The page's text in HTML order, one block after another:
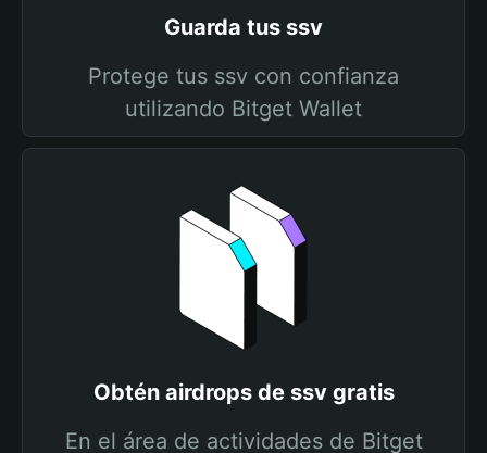
Guarda tus ssv
Protege tus ssv con confianza
utilizando Bitget Wallet
Obtén airdrops de ssv gratis
En el área de actividades de Bitget